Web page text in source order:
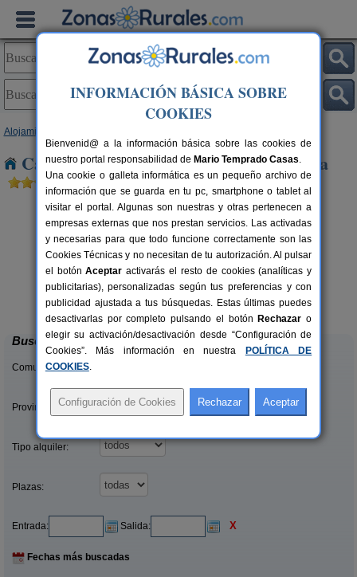
Alojamientos
Casas Rurales cerca de Rivas de Jarama
24+3 pers.
desde18 €
Las Casas de Ángela
Lozoyuela (Madrid)
Buscar
Comunidades:
Provincias/Islas:
Tipo alquiler:
Plazas:
Entrada: Salida: X
Fechas más buscadas
INFORMACIÓN BÁSICA SOBRE
COOKIES
Bienvenid@ a la información básica sobre las cookies de
nuestro portal responsabilidad de Mario Temprado Casas.
Una cookie o galleta informática es un pequeño archivo de
información que se guarda en tu pc, smartphone o tablet al
visitar el portal. Algunas son nuestras y otras pertenecen a
empresas externas que nos prestan servicios. Las activadas
y necesarias para que todo funcione correctamente son las
Cookies Técnicas y no necesitan de tu autorización. Al pulsar
el botónAceptar activarás el resto de cookies (analíticas y
publicitarias), personalizadas según tus preferencias y con
publicidad ajustada a tus búsquedas. Estas últimas puedes
desactivarlas por completo pulsando el botón Rechazar o
elegir su activación/desactivación desde “Configuración de
Cookies”. Más información en nuestra
POLÍTICA DE
COOKIES.